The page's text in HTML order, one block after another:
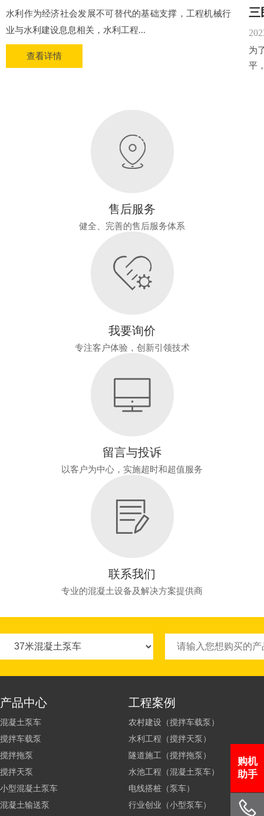
水利作为经济社会发展不可替代的基础支撑，工程机械行
业与水利建设息息相关，水利工程...
查看详情
三
为
平
售后服务
健全、完善的售后服务体系
我要询价
专注客户体验，创新引领技术
留言与投诉
以客户为中心，实施超时和超值服务
联系我们
专业的混凝土设备及解决方案提供商
产品中心
混凝土泵车
搅拌车载泵
搅拌拖泵
搅拌天泵
小型混凝土泵车
混凝土输送泵
工程案例
农村建设（搅拌车载泵）
水利工程（搅拌天泵）
隧道施工（搅拌拖泵）
水池工程（混凝土泵车）
电线搭桩（泵车）
行业创业（小型泵车）
购机
助手